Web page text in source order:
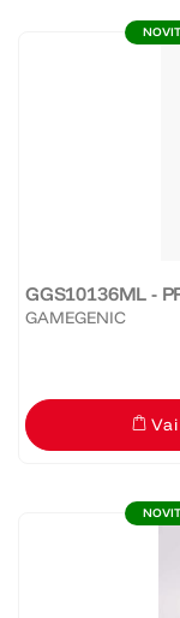
GGS10136ML -
GAMEGENIC